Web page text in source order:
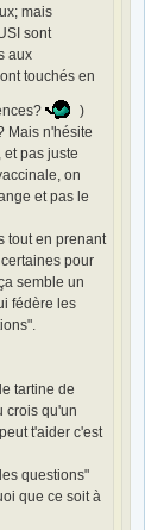
mais
sont
aux
touchés en
)
Mais n'hésite
pas juste
on
et pas le
tout en prenant
pour
semble un
fédère les
tartine de
crois qu'un
t'aider c'est
questions"
que ce soit à